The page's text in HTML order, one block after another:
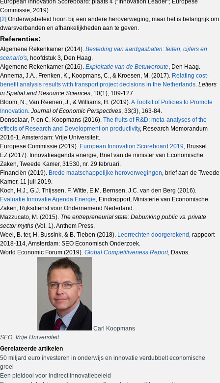
European Innovation Scoreboard: plaats 4 (“Innovation Leader”; Europese
Commissie, 2019).
[2] Onderwijsbeleid hoort bij een andere heroverweging, maar het is belangrijk om
dwarsverbanden en afhankelijkheden aan te geven.
Referenties:
Algemene Rekenkamer (2014). Besteding van aardgasbaten: feiten, cijfers en
scenario's, hoofdstuk 3, Den Haag.
Algemene Rekenkamer (2016). Exploitatie van de Betuweroute, Den Haag.
Annema, J.A., Frenken, K., Koopmans, C., & Kroesen, M. (2017). Relating cost-
benefit analysis results with transport project decisions in the Netherlands. Letters
in Spatial and Resource Sciences, 10(1), 109-127.
Bloom, N., Van Reenen, J., & Williams, H. (2019).A Toolkit of Policies to Promote
Innovation. Journal of Economic Perspectives, 33(3), 163-84.
Donselaar, P. en C. Koopmans (2016). The fruits of R&D: meta-analyses of the
effects of Research and Development on productivity, Research Memorandum
2016-1, Amsterdam: Vrije Universiteit.
Europese Commissie (2019). European Innovation Scoreboard 2019, Brussel.
EZ (2017). Innovatieagenda energie, Brief van de minister van Economische
Zaken, Tweede Kamer, 31530, nr. 29 februari.
Financiën (2019). Brede maatschappelijke heroverwegingen, brief aan de Tweede
Kamer, 11 juli 2019.
Koch, H.J., G.J. Thijssen, F. Witte, E.M. Bernsen, J.C. van den Berg (2016).
Evaluatie Innovatie Agenda Energie, Eindrapport, Ministerie van Economische
Zaken, Rijksdienst voor Ondernemend Nederland.
Mazzucato, M. (2015). The entrepreneurial state: Debunking public vs. private
sector myths (Vol. 1). Anthem Press.
Weel, B. ter, H. Bussink, & B. Tieben (2018). Leerrechten doorgerekend, rappoort
2018-114, Amsterdam: SEO Economisch Onderzoek.
World Economic Forum (2019). Global Competitiveness Report, Davos.
Carl Koopmans
SEO, Vrije Universiteit
Gerelateerde artikelen
50 miljard euro investeren in onderwijs en innovatie verdubbelt economische
groei
Een pleidooi voor indirect innovatiebeleid